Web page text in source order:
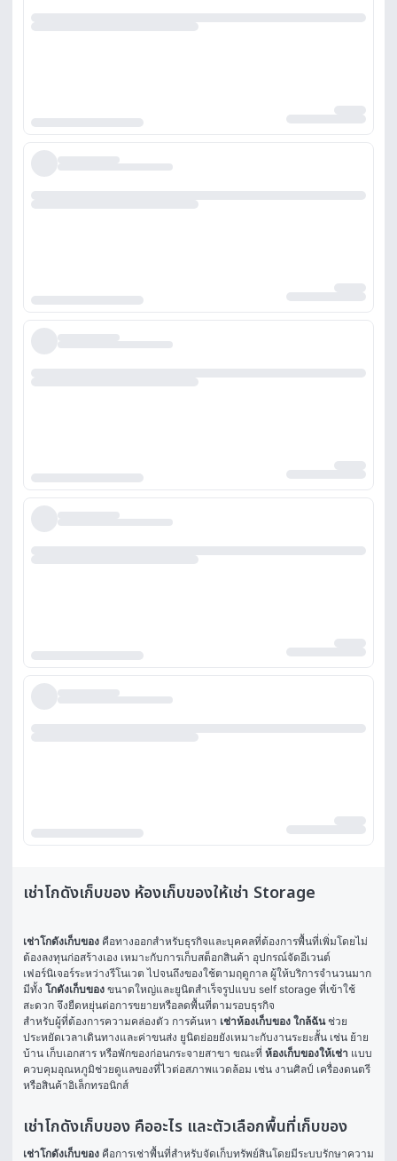
เช่าโกดังเก็บของ ห้องเก็บของให้เช่า Storage
เช่าโกดังเก็บของ คือทางออกสำหรับธุรกิจและบุคคลที่ต้องการพื้นที่เพิ่มโดยไม่
ต้องลงทุนก่อสร้างเอง เหมาะกับการเก็บสต็อกสินค้า อุปกรณ์จัดอีเวนต์
เฟอร์นิเจอร์ระหว่างรีโนเวต ไปจนถึงของใช้ตามฤดูกาล ผู้ให้บริการจำนวนมาก
มีทั้ง โกดังเก็บของ ขนาดใหญ่และยูนิตสำเร็จรูปแบบ self storage ที่เข้าใช้
สะดวก จึงยืดหยุ่นต่อการขยายหรือลดพื้นที่ตามรอบธุรกิจ
สำหรับผู้ที่ต้องการความคล่องตัว การค้นหา เช่าห้องเก็บของ ใกล้ฉัน ช่วย
ประหยัดเวลาเดินทางและค่าขนส่ง ยูนิตย่อยยังเหมาะกับงานระยะสั้น เช่น ย้าย
บ้าน เก็บเอกสาร หรือพักของก่อนกระจายสาขา ขณะที่ ห้องเก็บของให้เช่า แบบ
ควบคุมอุณหภูมิช่วยดูแลของที่ไวต่อสภาพแวดล้อม เช่น งานศิลป์ เครื่องดนตรี
หรือสินค้าอิเล็กทรอนิกส์
เช่าโกดังเก็บของ คืออะไร และตัวเลือกพื้นที่เก็บของ
เช่าโกดังเก็บของ คือการเช่าพื้นที่สำหรับจัดเก็บทรัพย์สินโดยมีระบบรักษาความ